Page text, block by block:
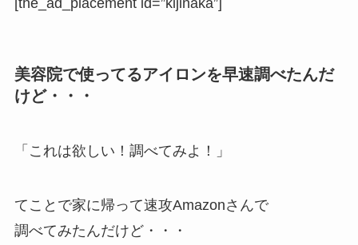
[the_ad_placement id=”kijinaka”]
美容院で使ってるアイロンを早速調べたんだ
けど・・・
「これは欲しい！調べてみよ！」
てことで家に帰って速攻Amazonさんで
調べてみたんだけど・・・